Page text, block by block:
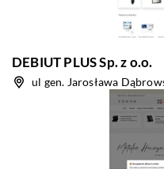
DEBIUT PLUS Sp. z o.o.
ul gen. Jarosława